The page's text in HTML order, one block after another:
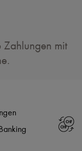
Zahlungen mit